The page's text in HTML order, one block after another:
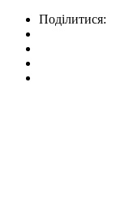
Поділитися: